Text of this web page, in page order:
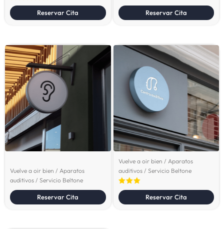
Reservar Cita Reservar Cita
Vuelve a oir bien / Aparatos
auditivos / Servicio Beltone
Reservar Cita
Vuelve a oir bien / Aparatos
auditivos / Servicio Beltone
Reservar Cita